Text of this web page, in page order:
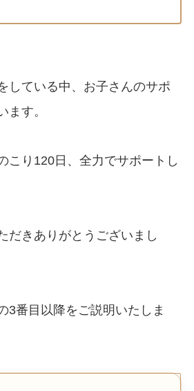
している中、お子さんのサポ
ます。
こり120日、全力でサポートし
だきありがとうございまし
3番目以降をご説明いたしま